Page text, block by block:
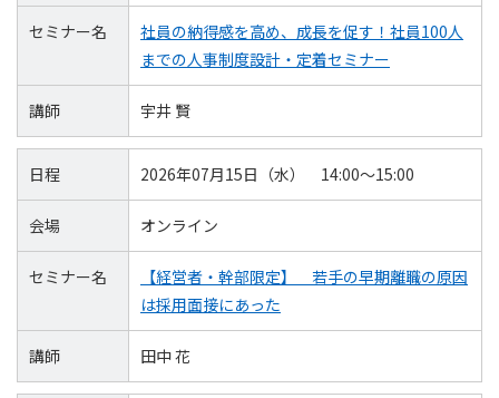
セミナー名
社員の納得感を高め、成長を促す！社員100人
までの人事制度設計・定着セミナー
講師 宇井 賢
日程 2026年07月15日（水） 14:00～15:00
会場 オンライン
セミナー名
【経営者・幹部限定】 若手の早期離職の原因
は採用面接にあった
講師 田中 花